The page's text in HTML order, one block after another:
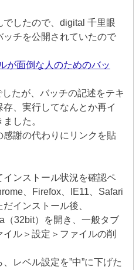
したので、digital 千里眼
チを公開されていたので
が面倒な人のためのバッ
たが、バッチの記述をテキ
、実行してなんとか再イ
した。
謝の代わりにリンクを貼
ンストール状況を確認ペ
、Firefox、IE11、Safari
インストール後、
（32bit）を開き、一般タブ
ル＞設定＞ファイルの削
レベル設定を”中”に下げた